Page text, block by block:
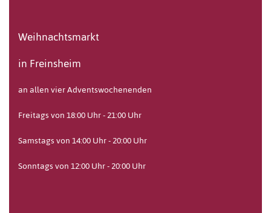
Weihnachtsmarkt
in Freinsheim
an allen vier Adventswochenenden
Freitags von 18:00 Uhr - 21:00 Uhr
Samstags von 14:00 Uhr - 20:00 Uhr
Sonntags von 12:00 Uhr - 20:00 Uhr